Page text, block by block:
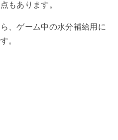
もあります。
、ゲーム中の水分補給用に
。